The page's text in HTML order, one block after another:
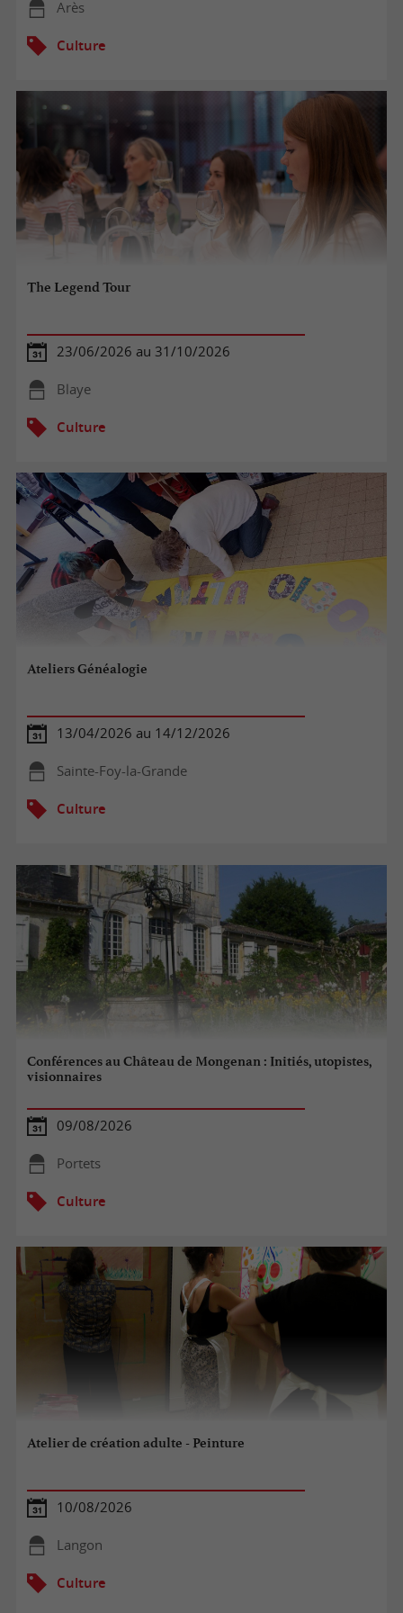
Arès
Culture
The Legend Tour
23/06/2026 au 31/10/2026
Blaye
Culture
Ateliers Généalogie
13/04/2026 au 14/12/2026
Sainte-Foy-la-Grande
Culture
Conférences au Château de Mongenan : Initiés, utopistes,
visionnaires
09/08/2026
Portets
Culture
Atelier de création adulte - Peinture
10/08/2026
Langon
Culture